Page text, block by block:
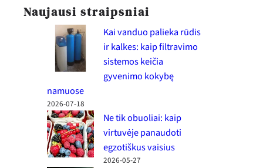
Naujausi straipsniai
Kai vanduo palieka rūdis
ir kalkes: kaip filtravimo
sistemos keičia
gyvenimo kokybę
namuose
2026-07-18
Ne tik obuoliai: kaip
virtuvėje panaudoti
egzotiškus vaisius
2026-05-27